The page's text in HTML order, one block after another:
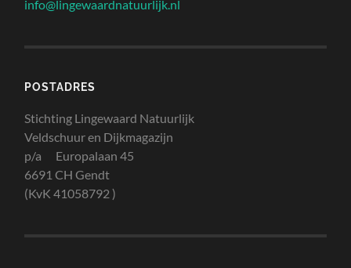
info@lingewaardnatuurlijk.nl
POSTADRES
Stichting Lingewaard Natuurlijk
Veldschuur en Dijkmagazijn
p/a Europalaan 45
6691 CH Gendt
(KvK 41058792 )